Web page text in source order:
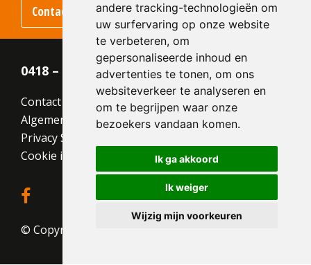
andere tracking-technologieën om
uw surfervaring op onze website
te verbeteren, om
gepersonaliseerde inhoud en
advertenties te tonen, om ons
websiteverkeer te analyseren en
om te begrijpen waar onze
bezoekers vandaan komen.
Ik ga akkoord
Ik weiger
Wijzig mijn voorkeuren
Contact opnemen
0418 – 55 22 21
Contact
Algemene voorwaarden
Privacy Statement
Cookie instellingen
© Copyright 2026